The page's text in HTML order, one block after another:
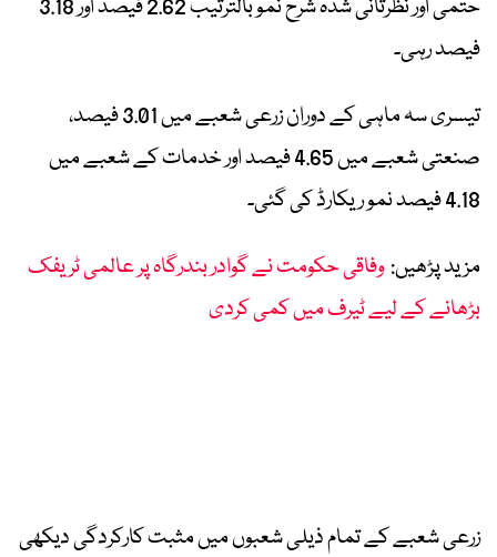
حتمی اور نظرثانی شدہ شرح نمو بالترتیب 2.62 فیصد اور 3.18
فیصد رہی۔
تیسری سہ ماہی کے دوران زرعی شعبے میں 3.01 فیصد،
صنعتی شعبے میں 4.65 فیصد اور خدمات کے شعبے میں
4.18 فیصد نمو ریکارڈ کی گئی۔
مزید پڑھیں:وفاقی حکومت نے گوادر بندرگاہ پر عالمی ٹریفک
بڑھانے کے لیے ٹیرف میں کمی کردی
زرعی شعبے کے تمام ذیلی شعبوں میں مثبت کارکردگی دیکھی